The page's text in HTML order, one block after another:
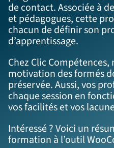
de contact. Associée à
et pédagogues, cette
chacun de définir son
d’apprentissage.
Chez Clic
motivation des formés
préservée. Aussi, vos
chaque session en
vos facilités et vos
Intéressé ? Voici un
formation à l’outil